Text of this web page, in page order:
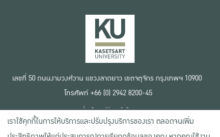
เลขที่ 50 ถนนงามวงศ์วาน แขวงลาดยาว เขตจตุจักร กรุงเทพฯ 10900
โทรศัพท์ +66 (0) 2942 8200-45
เงื่อนไขการใช้งานเว็บไซต์
ข้อตกลงด้านสิทธิ์ใช้งาน
นโยบายความเป็นส่วนตัว
เราใช้คุกกี้ในการให้บริการและปรับปรุงบริการของเรา ตลอดจนเพิ่ม